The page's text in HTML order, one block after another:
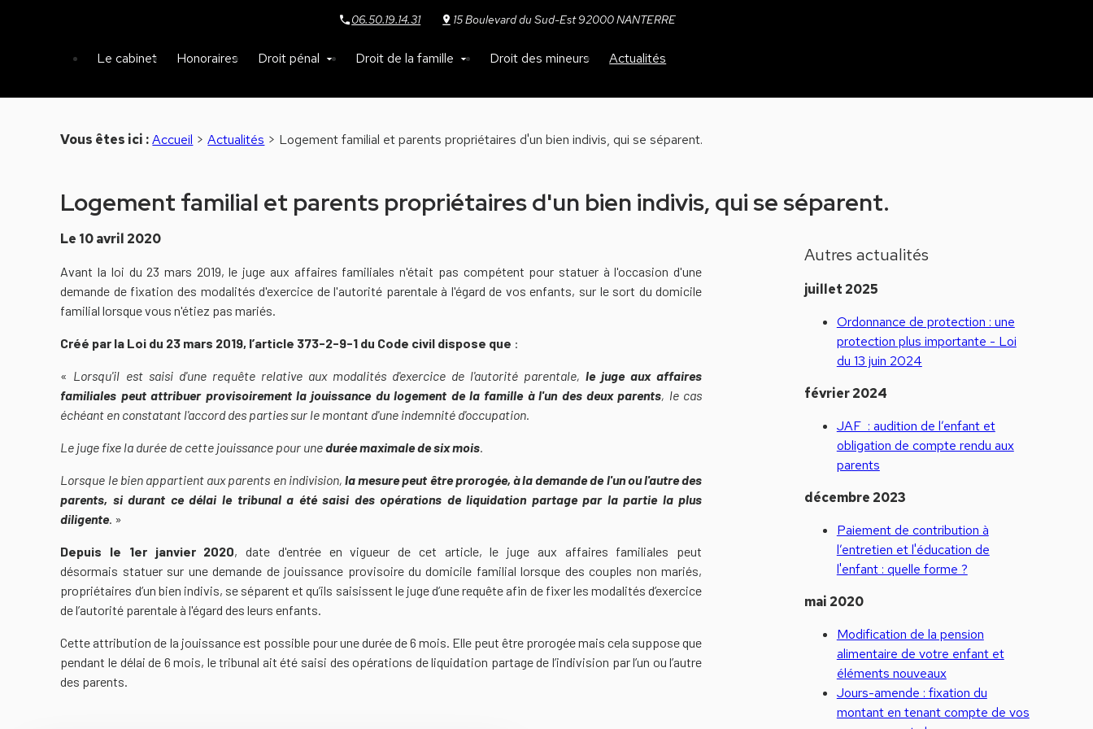
06.50.19.14.31 15 Boulevard du Sud-Est 92000 NANTERRE
Le cabinet Honoraires Droit pénal Droit de la famille Droit des mineurs Actualités
Vous êtes ici : Accueil >Actualités > Logement familial et parents propriétaires d'un bien indivis, qui se séparent.
Logement familial et parents propriétaires d'un bien indivis, qui se séparent.
Le 10 avril 2020
Avant la loi du 23 mars 2019, le juge aux affaires familiales n'était pas compétent pour statuer à l'occasion d'une
demande de fixation des modalités d'exercice de l'autorité parentale à l'égard de vos enfants, sur le sort du domicile
familial lorsque vous n'étiez pas mariés.
Créé par la Loi du 23 mars 2019, l’article 373-2-9-1 du Code civil dispose que :
« Lorsqu'il est saisi d'une requête relative aux modalités d'exercice de l'autorité parentale,le juge aux affaires
familiales peut attribuer provisoirement la jouissance du logement de la famille à l'un des deux parents, le cas
échéant en constatant l'accord des parties sur le montant d'une indemnité d'occupation.
Le juge fixe la durée de cette jouissance pour unedurée maximale de six mois.
Lorsque le bien appartient aux parents en indivision, la mesure peut être prorogée, à la demande de l'un ou l'autre des
parents, si durant ce délai le tribunal a été saisi des opérations de liquidation partage par la partie la plus
diligente. »
Depuis le 1er janvier 2020, date d'entrée en vigueur de cet article, le juge aux affaires familiales peut
désormais statuer sur une demande de jouissance provisoire du domicile familial lorsque des couples non mariés,
propriétaires d’un bien indivis, se séparent et qu’ils saisissent le juge d’une requête afin de fixer les modalités d’exercice
de l’autorité parentale à l'égard des leurs enfants.
Cette attribution de la jouissance est possible pour une durée de 6 mois. Elle peut être prorogée mais cela suppose que
pendant le délai de 6 mois, le tribunal ait été saisi des opérations de liquidation partage de l’indivision par l’un ou l’autre
des parents.
Autres actualités
juillet 2025
Ordonnance de protection : une
protection plus importante - Loi
du 13 juin 2024
février 2024
JAF : audition de l’enfant et
obligation de compte rendu aux
parents
décembre 2023
Paiement de contribution à
l’entretien et l'éducation de
l'enfant : quelle forme ?
mai 2020
Modification de la pension
alimentaire de votre enfant et
éléments nouveaux
Jours-amende : fixation du
montant en tenant compte de vos